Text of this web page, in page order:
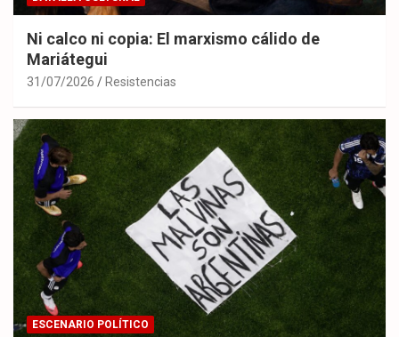
Ni calco ni copia: El marxismo cálido de
Mariátegui
31/07/2026 Resistencias
ESCENARIO POLÍTICO